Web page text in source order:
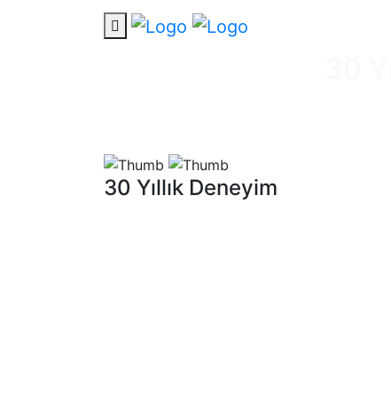
30 Yıllık Deneyim